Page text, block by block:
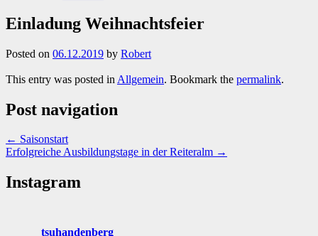
Einladung Weihnachtsfeier
Posted on 06.12.2019 by Robert
This entry was posted in Allgemein. Bookmark the permalink.
Post navigation
← Saisonstart
Erfolgreiche Ausbildungstage in der Reiteralm →
Instagram
tsuhandenberg